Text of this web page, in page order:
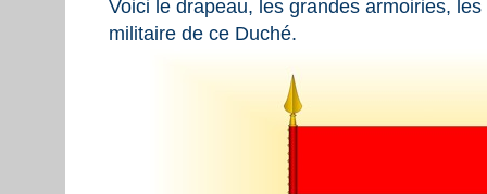
Voici le drapeau, les grandes armoiries,
militaire de ce Duché.